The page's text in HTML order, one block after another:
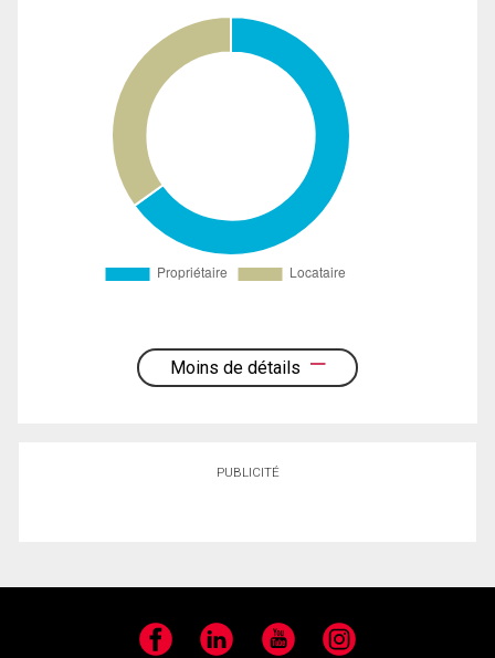
Moins de détails
PUBLICITÉ
Facebook LinkedIn YouTube Instagram